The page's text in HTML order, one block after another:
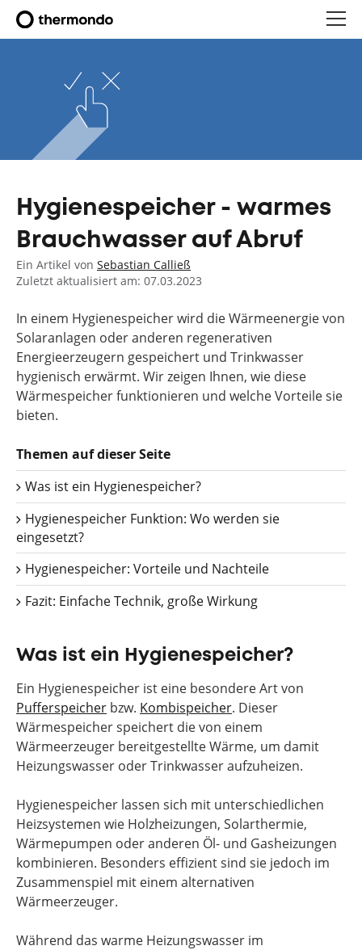
Hygienespeicher - warmes
Brauchwasser auf Abruf
Ein Artikel von Sebastian Calließ
Zuletzt aktualisiert am: 07.03.2023
In einem Hygienespeicher wird die Wärmeenergie von
Solaranlagen oder anderen regenerativen
Energieerzeugern gespeichert und Trinkwasser
hygienisch erwärmt. Wir zeigen Ihnen, wie diese
Wärmespeicher funktionieren und welche Vorteile sie
bieten.
Themen auf dieser Seite
Was ist ein Hygienespeicher?
Hygienespeicher Funktion: Wo werden sie
eingesetzt?
Hygienespeicher: Vorteile und Nachteile
Fazit: Einfache Technik, große Wirkung
Was ist ein Hygienespeicher?
Ein Hygienespeicher ist eine besondere Art von
Pufferspeicher bzw. Kombispeicher. Dieser
Wärmespeicher speichert die von einem
Wärmeerzeuger bereitgestellte Wärme, um damit
Heizungswasser oder Trinkwasser aufzuheizen.
Hygienespeicher lassen sich mit unterschiedlichen
Heizsystemen wie Holzheizungen, Solarthermie,
Wärmepumpen oder anderen Öl- und Gasheizungen
kombinieren. Besonders effizient sind sie jedoch im
Zusammenspiel mit einem alternativen
Wärmeerzeuger.
Während das warme Heizungswasser im